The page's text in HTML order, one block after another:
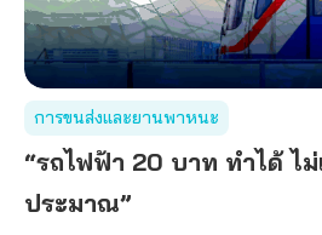
การขนส่งและยานพาหนะ
“รถไฟฟ้า 20 บาท ทำได้ ไม่
ประมาณ”